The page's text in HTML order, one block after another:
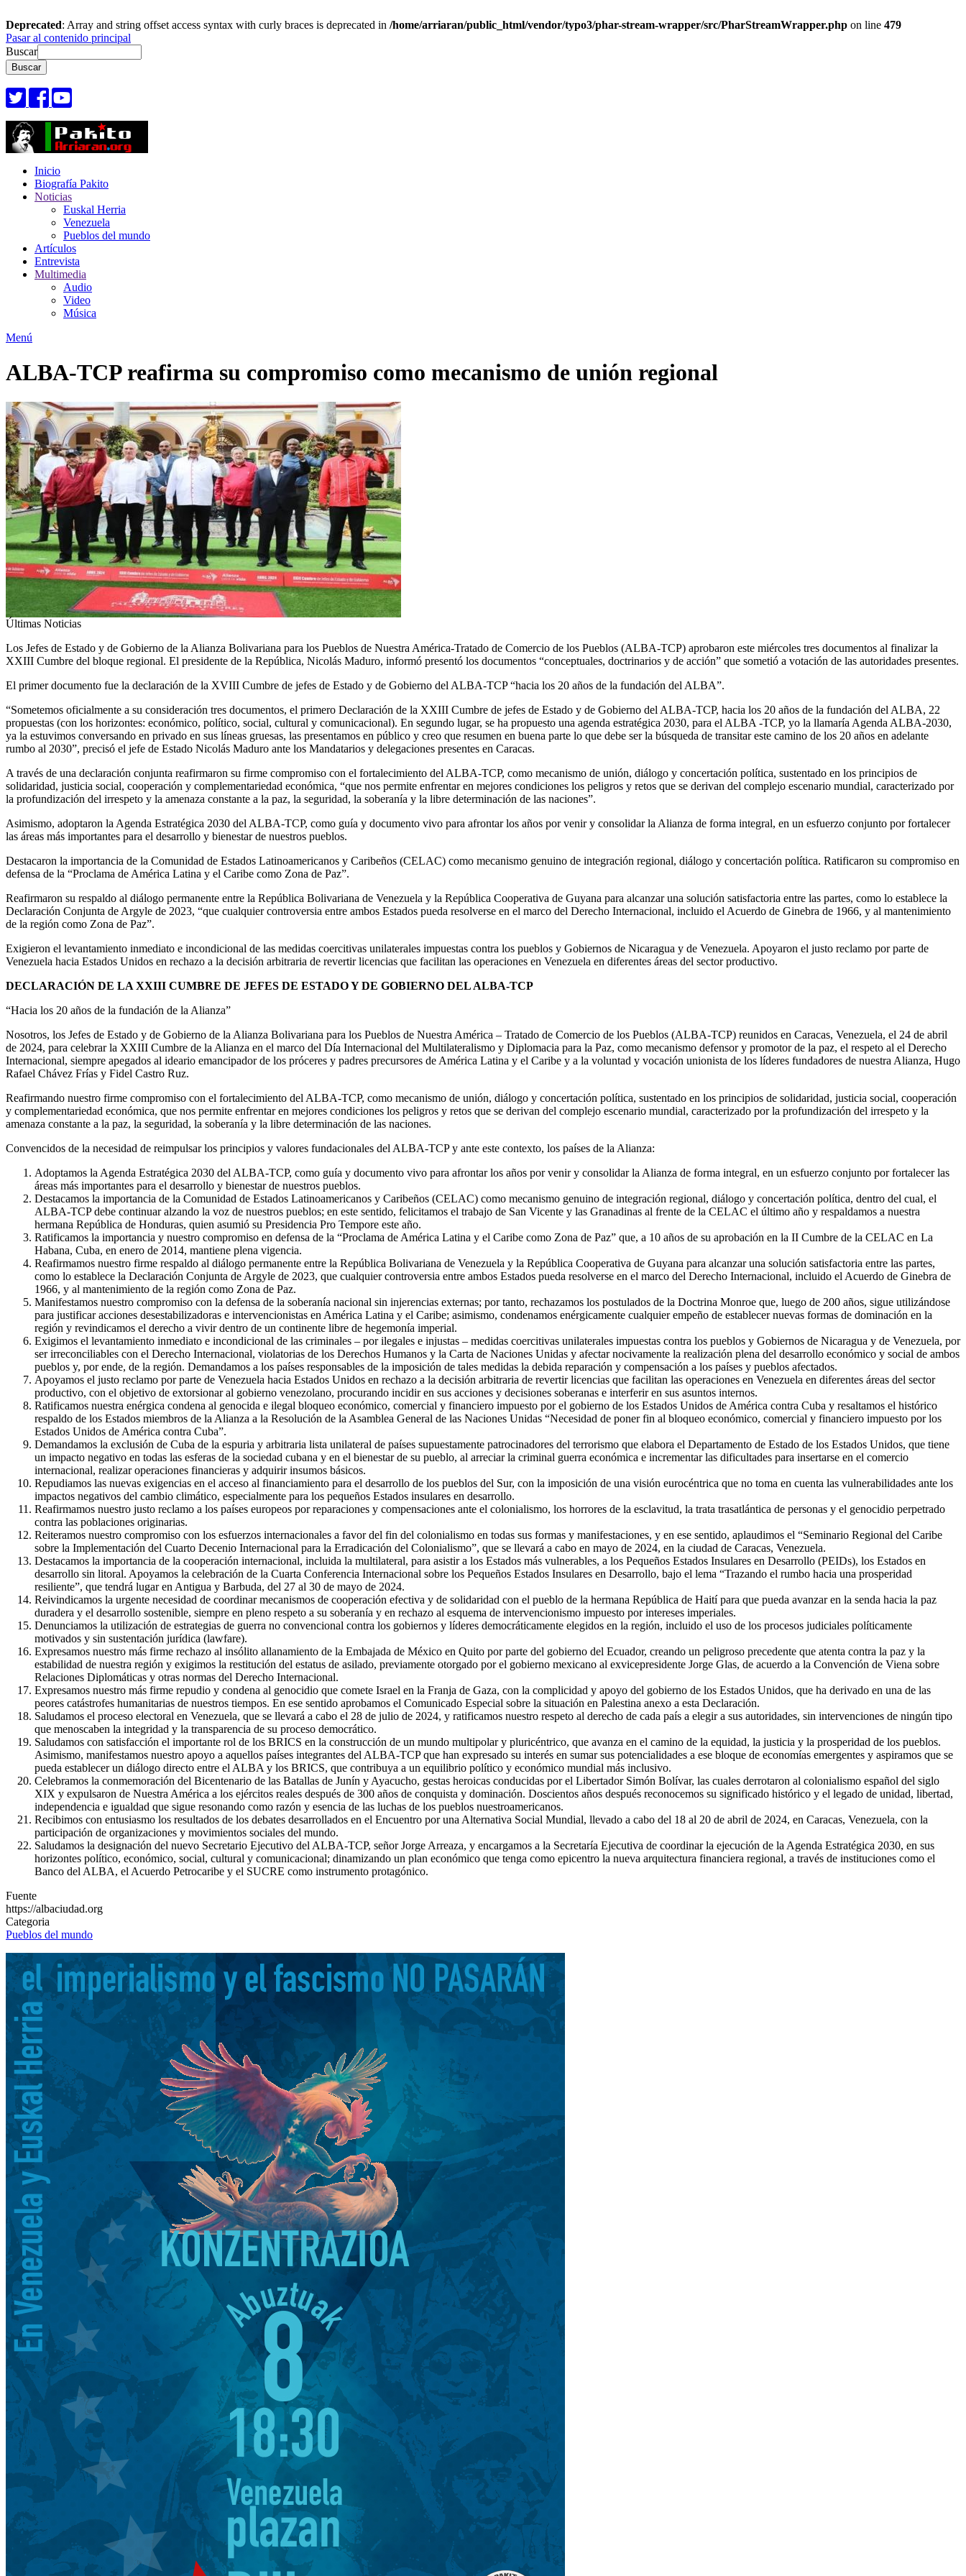
Deprecated: Array and string offset access syntax with curly braces is deprecated in /home/arriaran/public_html/vendor/typo3/phar-stream-wrapper/src/PharStreamWrapper.php on line 479
Pasar al contenido principal
Buscar
Inicio
Biografía Pakito
Noticias
Euskal Herria
Venezuela
Pueblos del mundo
Artículos
Entrevista
Multimedia
Audio
Video
Música
Menú
ALBA-TCP reafirma su compromiso como mecanismo de unión regional
Últimas Noticias
Los Jefes de Estado y de Gobierno de la Alianza Bolivariana para los Pueblos de Nuestra América-Tratado de Comercio de los Pueblos (ALBA-TCP) aprobaron este miércoles tres documentos al finalizar la
XXIII Cumbre del bloque regional. El presidente de la República, Nicolás Maduro, informó presentó los documentos “conceptuales, doctrinarios y de acción” que sometió a votación de las autoridades presentes.
El primer documento fue la declaración de la XVIII Cumbre de jefes de Estado y de Gobierno del ALBA-TCP “hacia los 20 años de la fundación del ALBA”.
“Sometemos oficialmente a su consideración tres documentos, el primero Declaración de la XXIII Cumbre de jefes de Estado y de Gobierno del ALBA-TCP, hacia los 20 años de la fundación del ALBA, 22
propuestas (con los horizontes: económico, político, social, cultural y comunicacional). En segundo lugar, se ha propuesto una agenda estratégica 2030, para el ALBA -TCP, yo la llamaría Agenda ALBA-2030,
ya la estuvimos conversando en privado en sus líneas gruesas, las presentamos en público y creo que resumen en buena parte lo que debe ser la búsqueda de transitar este camino de los 20 años en adelante
rumbo al 2030”, precisó el jefe de Estado Nicolás Maduro ante los Mandatarios y delegaciones presentes en Caracas.
A través de una declaración conjunta reafirmaron su firme compromiso con el fortalecimiento del ALBA-TCP, como mecanismo de unión, diálogo y concertación política, sustentado en los principios de
solidaridad, justicia social, cooperación y complementariedad económica, “que nos permite enfrentar en mejores condiciones los peligros y retos que se derivan del complejo escenario mundial, caracterizado por
la profundización del irrespeto y la amenaza constante a la paz, la seguridad, la soberanía y la libre determinación de las naciones”.
Asimismo, adoptaron la Agenda Estratégica 2030 del ALBA-TCP, como guía y documento vivo para afrontar los años por venir y consolidar la Alianza de forma integral, en un esfuerzo conjunto por fortalecer
las áreas más importantes para el desarrollo y bienestar de nuestros pueblos.
Destacaron la importancia de la Comunidad de Estados Latinoamericanos y Caribeños (CELAC) como mecanismo genuino de integración regional, diálogo y concertación política. Ratificaron su compromiso en
defensa de la “Proclama de América Latina y el Caribe como Zona de Paz”.
Reafirmaron su respaldo al diálogo permanente entre la República Bolivariana de Venezuela y la República Cooperativa de Guyana para alcanzar una solución satisfactoria entre las partes, como lo establece la
Declaración Conjunta de Argyle de 2023, “que cualquier controversia entre ambos Estados pueda resolverse en el marco del Derecho Internacional, incluido el Acuerdo de Ginebra de 1966, y al mantenimiento
de la región como Zona de Paz”.
Exigieron el levantamiento inmediato e incondicional de las medidas coercitivas unilaterales impuestas contra los pueblos y Gobiernos de Nicaragua y de Venezuela. Apoyaron el justo reclamo por parte de
Venezuela hacia Estados Unidos en rechazo a la decisión arbitraria de revertir licencias que facilitan las operaciones en Venezuela en diferentes áreas del sector productivo.
DECLARACIÓN DE LA XXIII CUMBRE DE JEFES DE ESTADO Y DE GOBIERNO DEL ALBA-TCP
“Hacia los 20 años de la fundación de la Alianza”
Nosotros, los Jefes de Estado y de Gobierno de la Alianza Bolivariana para los Pueblos de Nuestra América – Tratado de Comercio de los Pueblos (ALBA-TCP) reunidos en Caracas, Venezuela, el 24 de abril
de 2024, para celebrar la XXIII Cumbre de la Alianza en el marco del Día Internacional del Multilateralismo y Diplomacia para la Paz, como mecanismo defensor y promotor de la paz, el respeto al el Derecho
Internacional, siempre apegados al ideario emancipador de los próceres y padres precursores de América Latina y el Caribe y a la voluntad y vocación unionista de los líderes fundadores de nuestra Alianza, Hugo
Rafael Chávez Frías y Fidel Castro Ruz.
Reafirmando nuestro firme compromiso con el fortalecimiento del ALBA-TCP, como mecanismo de unión, diálogo y concertación política, sustentado en los principios de solidaridad, justicia social, cooperación
y complementariedad económica, que nos permite enfrentar en mejores condiciones los peligros y retos que se derivan del complejo escenario mundial, caracterizado por la profundización del irrespeto y la
amenaza constante a la paz, la seguridad, la soberanía y la libre determinación de las naciones.
Convencidos de la necesidad de reimpulsar los principios y valores fundacionales del ALBA-TCP y ante este contexto, los países de la Alianza:
Adoptamos la Agenda Estratégica 2030 del ALBA-TCP, como guía y documento vivo para afrontar los años por venir y consolidar la Alianza de forma integral, en un esfuerzo conjunto por fortalecer las
áreas más importantes para el desarrollo y bienestar de nuestros pueblos.
Destacamos la importancia de la Comunidad de Estados Latinoamericanos y Caribeños (CELAC) como mecanismo genuino de integración regional, diálogo y concertación política, dentro del cual, el
ALBA-TCP debe continuar alzando la voz de nuestros pueblos; en este sentido, felicitamos el trabajo de San Vicente y las Granadinas al frente de la CELAC el último año y respaldamos a nuestra
hermana República de Honduras, quien asumió su Presidencia Pro Tempore este año.
Ratificamos la importancia y nuestro compromiso en defensa de la “Proclama de América Latina y el Caribe como Zona de Paz” que, a 10 años de su aprobación en la II Cumbre de la CELAC en La
Habana, Cuba, en enero de 2014, mantiene plena vigencia.
Reafirmamos nuestro firme respaldo al diálogo permanente entre la República Bolivariana de Venezuela y la República Cooperativa de Guyana para alcanzar una solución satisfactoria entre las partes,
como lo establece la Declaración Conjunta de Argyle de 2023, que cualquier controversia entre ambos Estados pueda resolverse en el marco del Derecho Internacional, incluido el Acuerdo de Ginebra de
1966, y al mantenimiento de la región como Zona de Paz.
Manifestamos nuestro compromiso con la defensa de la soberanía nacional sin injerencias externas; por tanto, rechazamos los postulados de la Doctrina Monroe que, luego de 200 años, sigue utilizándose
para justificar acciones desestabilizadoras e intervencionistas en América Latina y el Caribe; asimismo, condenamos enérgicamente cualquier empeño de establecer nuevas formas de dominación en la
región y revindicamos el derecho a vivir dentro de un continente libre de hegemonía imperial.
Exigimos el levantamiento inmediato e incondicional de las criminales – por ilegales e injustas – medidas coercitivas unilaterales impuestas contra los pueblos y Gobiernos de Nicaragua y de Venezuela, por
ser irreconciliables con el Derecho Internacional, violatorias de los Derechos Humanos y la Carta de Naciones Unidas y afectar nocivamente la realización plena del desarrollo económico y social de ambos
pueblos y, por ende, de la región. Demandamos a los países responsables de la imposición de tales medidas la debida reparación y compensación a los países y pueblos afectados.
Apoyamos el justo reclamo por parte de Venezuela hacia Estados Unidos en rechazo a la decisión arbitraria de revertir licencias que facilitan las operaciones en Venezuela en diferentes áreas del sector
productivo, con el objetivo de extorsionar al gobierno venezolano, procurando incidir en sus acciones y decisiones soberanas e interferir en sus asuntos internos.
Ratificamos nuestra enérgica condena al genocida e ilegal bloqueo económico, comercial y financiero impuesto por el gobierno de los Estados Unidos de América contra Cuba y resaltamos el histórico
respaldo de los Estados miembros de la Alianza a la Resolución de la Asamblea General de las Naciones Unidas “Necesidad de poner fin al bloqueo económico, comercial y financiero impuesto por los
Estados Unidos de América contra Cuba”.
Demandamos la exclusión de Cuba de la espuria y arbitraria lista unilateral de países supuestamente patrocinadores del terrorismo que elabora el Departamento de Estado de los Estados Unidos, que tiene
un impacto negativo en todas las esferas de la sociedad cubana y en el bienestar de su pueblo, al arreciar la criminal guerra económica e incrementar las dificultades para insertarse en el comercio
internacional, realizar operaciones financieras y adquirir insumos básicos.
Repudiamos las nuevas exigencias en el acceso al financiamiento para el desarrollo de los pueblos del Sur, con la imposición de una visión eurocéntrica que no toma en cuenta las vulnerabilidades ante los
impactos negativos del cambio climático, especialmente para los pequeños Estados insulares en desarrollo.
Reafirmamos nuestro justo reclamo a los países europeos por reparaciones y compensaciones ante el colonialismo, los horrores de la esclavitud, la trata trasatlántica de personas y el genocidio perpetrado
contra las poblaciones originarias.
Reiteramos nuestro compromiso con los esfuerzos internacionales a favor del fin del colonialismo en todas sus formas y manifestaciones, y en ese sentido, aplaudimos el “Seminario Regional del Caribe
sobre la Implementación del Cuarto Decenio Internacional para la Erradicación del Colonialismo”, que se llevará a cabo en mayo de 2024, en la ciudad de Caracas, Venezuela.
Destacamos la importancia de la cooperación internacional, incluida la multilateral, para asistir a los Estados más vulnerables, a los Pequeños Estados Insulares en Desarrollo (PEIDs), los Estados en
desarrollo sin litoral. Apoyamos la celebración de la Cuarta Conferencia Internacional sobre los Pequeños Estados Insulares en Desarrollo, bajo el lema “Trazando el rumbo hacia una prosperidad
resiliente”, que tendrá lugar en Antigua y Barbuda, del 27 al 30 de mayo de 2024.
Reivindicamos la urgente necesidad de coordinar mecanismos de cooperación efectiva y de solidaridad con el pueblo de la hermana República de Haití para que pueda avanzar en la senda hacia la paz
duradera y el desarrollo sostenible, siempre en pleno respeto a su soberanía y en rechazo al esquema de intervencionismo impuesto por intereses imperiales.
Denunciamos la utilización de estrategias de guerra no convencional contra los gobiernos y líderes democráticamente elegidos en la región, incluido el uso de los procesos judiciales políticamente
motivados y sin sustentación jurídica (lawfare).
Expresamos nuestro más firme rechazo al insólito allanamiento de la Embajada de México en Quito por parte del gobierno del Ecuador, creando un peligroso precedente que atenta contra la paz y la
estabilidad de nuestra región y exigimos la restitución del estatus de asilado, previamente otorgado por el gobierno mexicano al exvicepresidente Jorge Glas, de acuerdo a la Convención de Viena sobre
Relaciones Diplomáticas y otras normas del Derecho Internacional.
Expresamos nuestro más firme repudio y condena al genocidio que comete Israel en la Franja de Gaza, con la complicidad y apoyo del gobierno de los Estados Unidos, que ha derivado en una de las
peores catástrofes humanitarias de nuestros tiempos. En ese sentido aprobamos el Comunicado Especial sobre la situación en Palestina anexo a esta Declaración.
Saludamos el proceso electoral en Venezuela, que se llevará a cabo el 28 de julio de 2024, y ratificamos nuestro respeto al derecho de cada país a elegir a sus autoridades, sin intervenciones de ningún tipo
que menoscaben la integridad y la transparencia de su proceso democrático.
Saludamos con satisfacción el importante rol de los BRICS en la construcción de un mundo multipolar y pluricéntrico, que avanza en el camino de la equidad, la justicia y la prosperidad de los pueblos.
Asimismo, manifestamos nuestro apoyo a aquellos países integrantes del ALBA-TCP que han expresado su interés en sumar sus potencialidades a ese bloque de economías emergentes y aspiramos que se
pueda establecer un diálogo directo entre el ALBA y los BRICS, que contribuya a un equilibrio político y económico mundial más inclusivo.
Celebramos la conmemoración del Bicentenario de las Batallas de Junín y Ayacucho, gestas heroicas conducidas por el Libertador Simón Bolívar, las cuales derrotaron al colonialismo español del siglo
XIX y expulsaron de Nuestra América a los ejércitos reales después de 300 años de conquista y dominación. Doscientos años después reconocemos su significado histórico y el legado de unidad, libertad,
independencia e igualdad que sigue resonando como razón y esencia de las luchas de los pueblos nuestroamericanos.
Recibimos con entusiasmo los resultados de los debates desarrollados en el Encuentro por una Alternativa Social Mundial, llevado a cabo del 18 al 20 de abril de 2024, en Caracas, Venezuela, con la
participación de organizaciones y movimientos sociales del mundo.
Saludamos la designación del nuevo Secretario Ejecutivo del ALBA-TCP, señor Jorge Arreaza, y encargamos a la Secretaría Ejecutiva de coordinar la ejecución de la Agenda Estratégica 2030, en sus
horizontes político, económico, social, cultural y comunicacional; dinamizando un plan económico que tenga como epicentro la nueva arquitectura financiera regional, a través de instituciones como el
Banco del ALBA, el Acuerdo Petrocaribe y el SUCRE como instrumento protagónico.
Fuente
https://albaciudad.org
Categoria
Pueblos del mundo